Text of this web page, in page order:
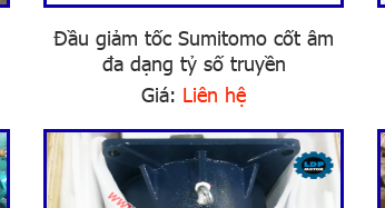
Đầu giảm tốc Sumitomo cốt âm
đa dạng tỷ số truyền
Giá: Liên hệ